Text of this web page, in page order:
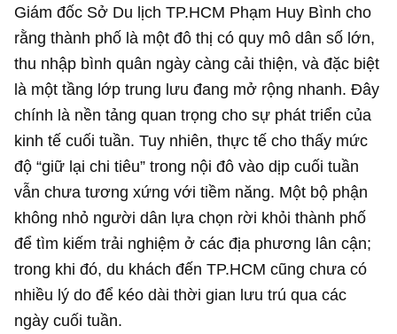
Giám đốc Sở Du lịch TP.HCM Phạm Huy Bình cho
rằng thành phố là một đô thị có quy mô dân số lớn,
thu nhập bình quân ngày càng cải thiện, và đặc biệt
là một tầng lớp trung lưu đang mở rộng nhanh. Đây
chính là nền tảng quan trọng cho sự phát triển của
kinh tế cuối tuần. Tuy nhiên, thực tế cho thấy mức
độ “giữ lại chi tiêu” trong nội đô vào dịp cuối tuần
vẫn chưa tương xứng với tiềm năng. Một bộ phận
không nhỏ người dân lựa chọn rời khỏi thành phố
để tìm kiếm trải nghiệm ở các địa phương lân cận;
trong khi đó, du khách đến TP.HCM cũng chưa có
nhiều lý do để kéo dài thời gian lưu trú qua các
ngày cuối tuần.